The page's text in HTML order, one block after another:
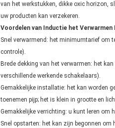
van het werkstukken, dikke oxic horizon,
uw producten kan verzekeren.
Voordelen van Inductie het Verwarmen
Snel verwarmend: het minimumtarief om
controle).
Brede dekking van het verwarmen: het
verschillende werkende schakelaars).
Gemakkelijke installatie: het kan worden
toenemen pijp; het is klein in grootte en
Gemakkelijke verrichting: u kunt leren om
Snel opstarten: het kan zijn begonnen